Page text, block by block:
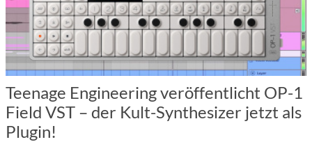
Teenage Engineering veröffentlicht OP-1
Field VST – der Kult-Synthesizer jetzt als
Plugin!